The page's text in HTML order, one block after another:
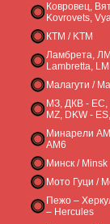
Ковровец,
Kovrovets,
КТМ / KTM
Ламбрета,
Lambretta,
Малагути /
МЗ, ДКВ - ЕС,
MZ, DKW -
Минарели
AM6
Минск / Minsk
Мото Гуци /
Пежо –
– Hercules